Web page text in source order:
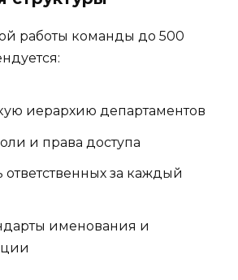
работы команды до 500
иерархию департаментов
и права доступа
за каждый
именования и